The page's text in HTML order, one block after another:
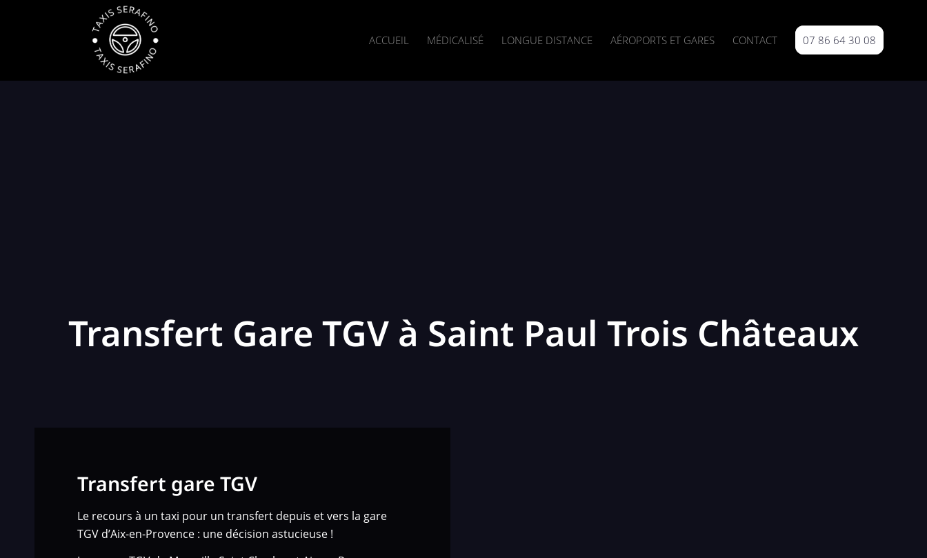
ACCUEIL MÉDICALISÉ LONGUE DISTANCE AÉROPORTS ET GARES CONTACT 07 86 64 30 08
Transfert Gare TGV à Saint Paul Trois Châteaux
Transfert gare TGV
Le recours à un taxi pour un transfert depuis et vers la gare
TGV d’Aix-en-Provence : une décision astucieuse !